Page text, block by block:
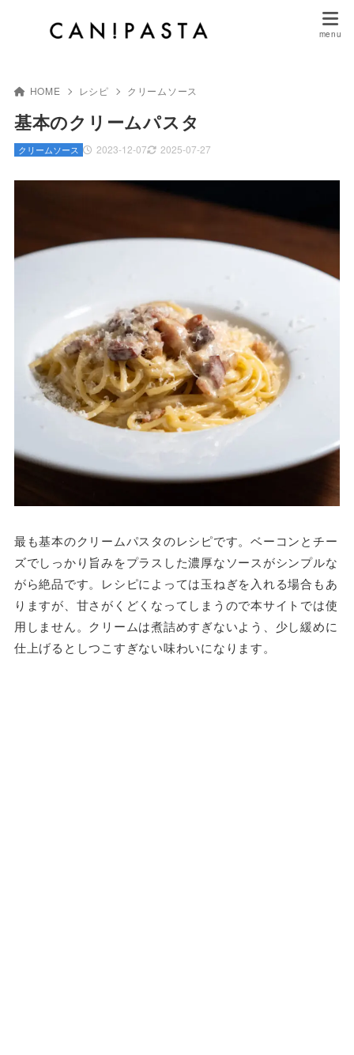
HOME レシピ クリームソース
基本のクリームパスタ
2023-12-07 2025-07-27
クリームソース
最も基本のクリームパスタのレシピです。ベーコンとチー
ズでしっかり旨みをプラスした濃厚なソースがシンプルな
がら絶品です。レシピによっては玉ねぎを入れる場合もあ
りますが、甘さがくどくなってしまうので本サイトでは使
用しません。クリームは煮詰めすぎないよう、少し緩めに
仕上げるとしつこすぎない味わいになります。